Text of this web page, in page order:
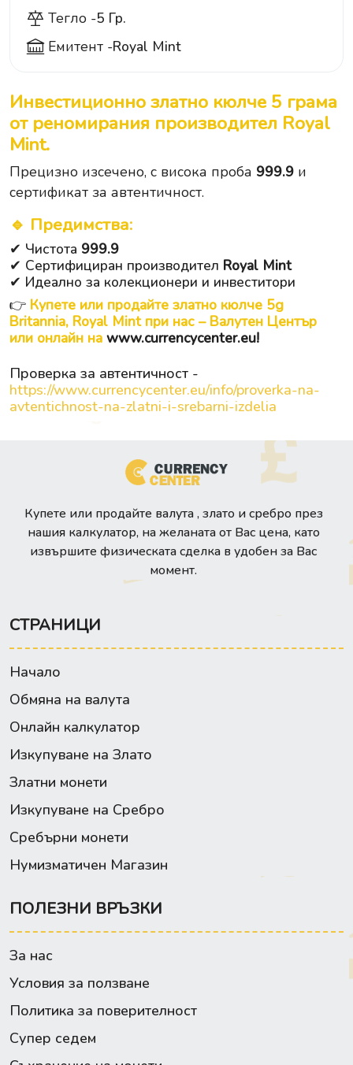
Тегло -5 Гр.
Емитент -Royal Mint
Инвестиционно златно кюлче 5 грама
от реномирания производител Royal
Mint.
Прецизно изсечено, с висока проба 999.9 и
сертификат за автентичност.
🔹 Предимства:
✔ Чистота 999.9
✔ Сертифициран производител Royal Mint
✔ Идеално за колекционери и инвеститори
👉 Купете или продайте златно кюлче 5g
Britannia, Royal Mint при нас – Валутен Център
или онлайн на www.currencycenter.eu!
Проверка за автентичност -
https://www.currencycenter.eu/info/proverka-na-
avtentichnost-na-zlatni-i-srebarni-izdelia
Купете или продайте валута , злато и сребро през
нашия калкулатор, на желаната от Вас цена, като
извършите физическата сделка в удобен за Вас
момент.
СТРАНИЦИ
Начало
Обмяна на валута
Онлайн калкулатор
Изкупуване на Злато
Златни монети
Изкупуване на Сребро
Сребърни монети
Нумизматичен Магазин
ПОЛЕЗНИ ВРЪЗКИ
За нас
Условия за ползване
Политика за поверителност
Супер седем